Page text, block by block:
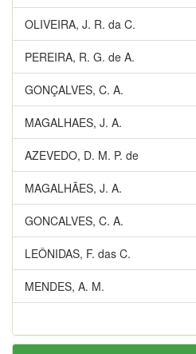
OLIVEIRA, J. R. da C.
PEREIRA, R. G. de A.
GONÇALVES, C. A.
MAGALHAES, J. A.
AZEVEDO, D. M. P. de
MAGALHÃES, J. A.
GONCALVES, C. A.
LEÔNIDAS, F. das C.
MENDES, A. M.